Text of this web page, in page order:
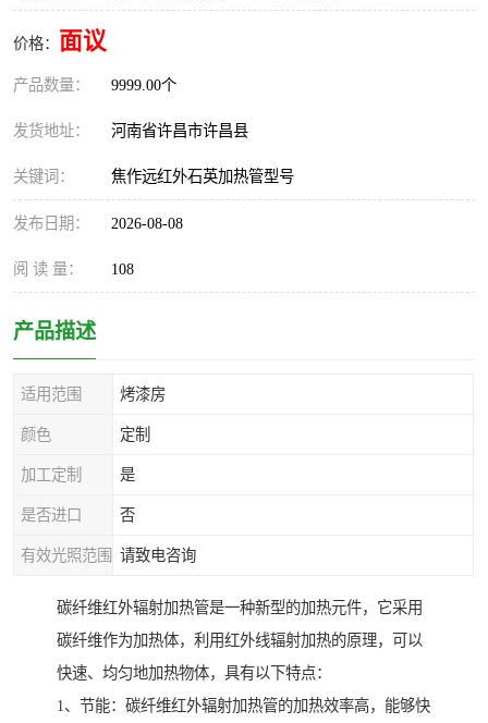
价格： 面议
产品数量： 9999.00个
发货地址： 河南省许昌市许昌县
关键词： 焦作远红外石英加热管型号
发布日期： 2026-08-08
阅 读 量： 108
产品描述
适用范围 烤漆房
颜色 定制
加工定制 是
是否进口 否
有效光照范围 请致电咨询
碳纤维红外辐射加热管是一种新型的加热元件，它采用
碳纤维作为加热体，利用红外线辐射加热的原理，可以
快速、均匀地加热物体，具有以下特点：
1、节能：碳纤维红外辐射加热管的加热效率高，能够快